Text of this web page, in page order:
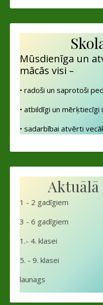
Mūsdienīga un
mācās visi –
• radoši un saprotoši
• atbildīgi un mērķtiecīgi
• sadarbībai atvērti
1 - 2 gadīgiem
3 - 6 gadīgiem
1.- 4. klasei
5. - 9. klasei
launags